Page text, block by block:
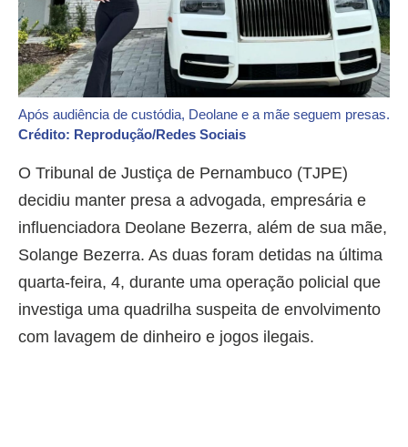
Após audiência de custódia, Deolane e a mãe seguem presas.
Crédito: Reprodução/Redes Sociais
O Tribunal de Justiça de Pernambuco (TJPE)
decidiu manter presa a advogada, empresária e
influenciadora Deolane Bezerra, além de sua mãe,
Solange Bezerra. As duas foram detidas na última
quarta-feira, 4, durante uma operação policial que
investiga uma quadrilha suspeita de envolvimento
com lavagem de dinheiro e jogos ilegais.